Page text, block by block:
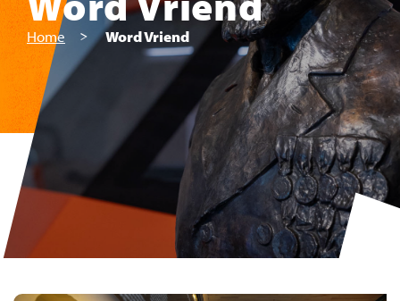
Home Word Vriend